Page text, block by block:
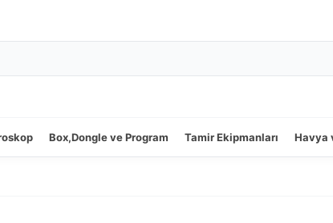
Box,Dongle ve Program Tamir Ekipmanları Havya